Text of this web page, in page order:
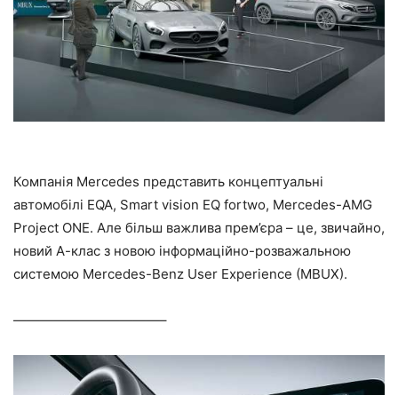
Компанія Mercedes представить концептуальні
автомобілі EQA, Smart vision EQ fortwo, Mercedes-AMG
Project ONE. Але більш важлива прем’єра – це, звичайно,
новий А-клас з новою інформаційно-розважальною
системою Mercedes-Benz User Experience (MBUX).
———————————–